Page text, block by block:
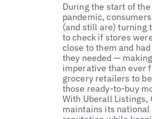
During the start of the
pandemic,
(and still are) turning
to check if stores
close to them and
they needed —
imperative than ever
grocery retailers to
those ready-to-buy
With Uberall Listings,
maintains its national